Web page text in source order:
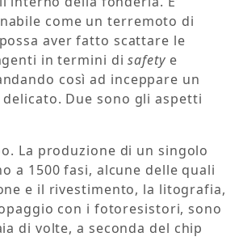
come un terremoto di
aver fatto scattare le
in termini disafetye
così ad inceppare un
Due sono gli aspetti
La produzione di un singolo
a 1500 fasi, alcune delle quali
e il rivestimento, la litografia,
con i fotoresistori, sono
di volte, a seconda del chip